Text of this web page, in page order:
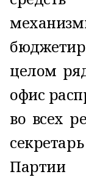
целом
офис
во всех